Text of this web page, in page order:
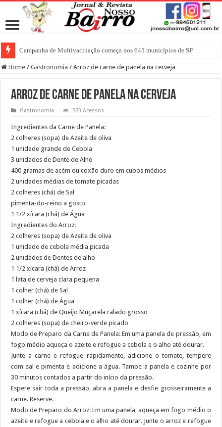
Campanha de Multivacinação começa nos 645 municípios de SP
Home / Gastronomia / Arroz de carne de panela na cerveja
Arroz de carne de panela na cerveja
Gastronomia 573 Acessos
Ingredientes da Carne de Panela:
2 colheres (sopa) de Azeite de oliva
1 unidade grande de Cebola
3 unidades de Dente de Alho
400 gramas de acém ou coxão duro em cubos médios
2 unidades médias de tomate picadas
2 colheres (chá) de Sal
pimenta-do-reino a gosto
1 1/2 xícara (chá) de Água
Ingredientes do Arroz:
2 colheres (sopa) de Azeite de oliva
1 unidade de cebola média picada
2 unidades de Dentes de alho
1 1/2 xícara (chá) de Arroz
1 lata de cerveja clara pequena
1 colher (chá) de Sal
1 colher (chá) de Água
1 xícara (chá) de Queijo Muçarela ralado grosso
2 colheres (sopa) de cheiro-verde picado
Modo de Preparo da Carne de Panela: Em uma panela de pressão, em
fogo médio aqueça o azeite e refogue a cebola e o alho até dourar.
Junte a carne e refogue rapidamente, adicione o tomate, tempere
com sal e pimenta e adicione a água. Tampe a panela e cozinhe por
30 minutos contados a partir do início da pressão.
Espere sair toda a pressão, abra a panela e desfie grosseiramente a
carne. Reserve.
Modo de Preparo do Arroz: Em uma panela, aqueça em fogo médio o
azeite e refogue a cebola e o alho até dourar. Junte o arroz e refogue